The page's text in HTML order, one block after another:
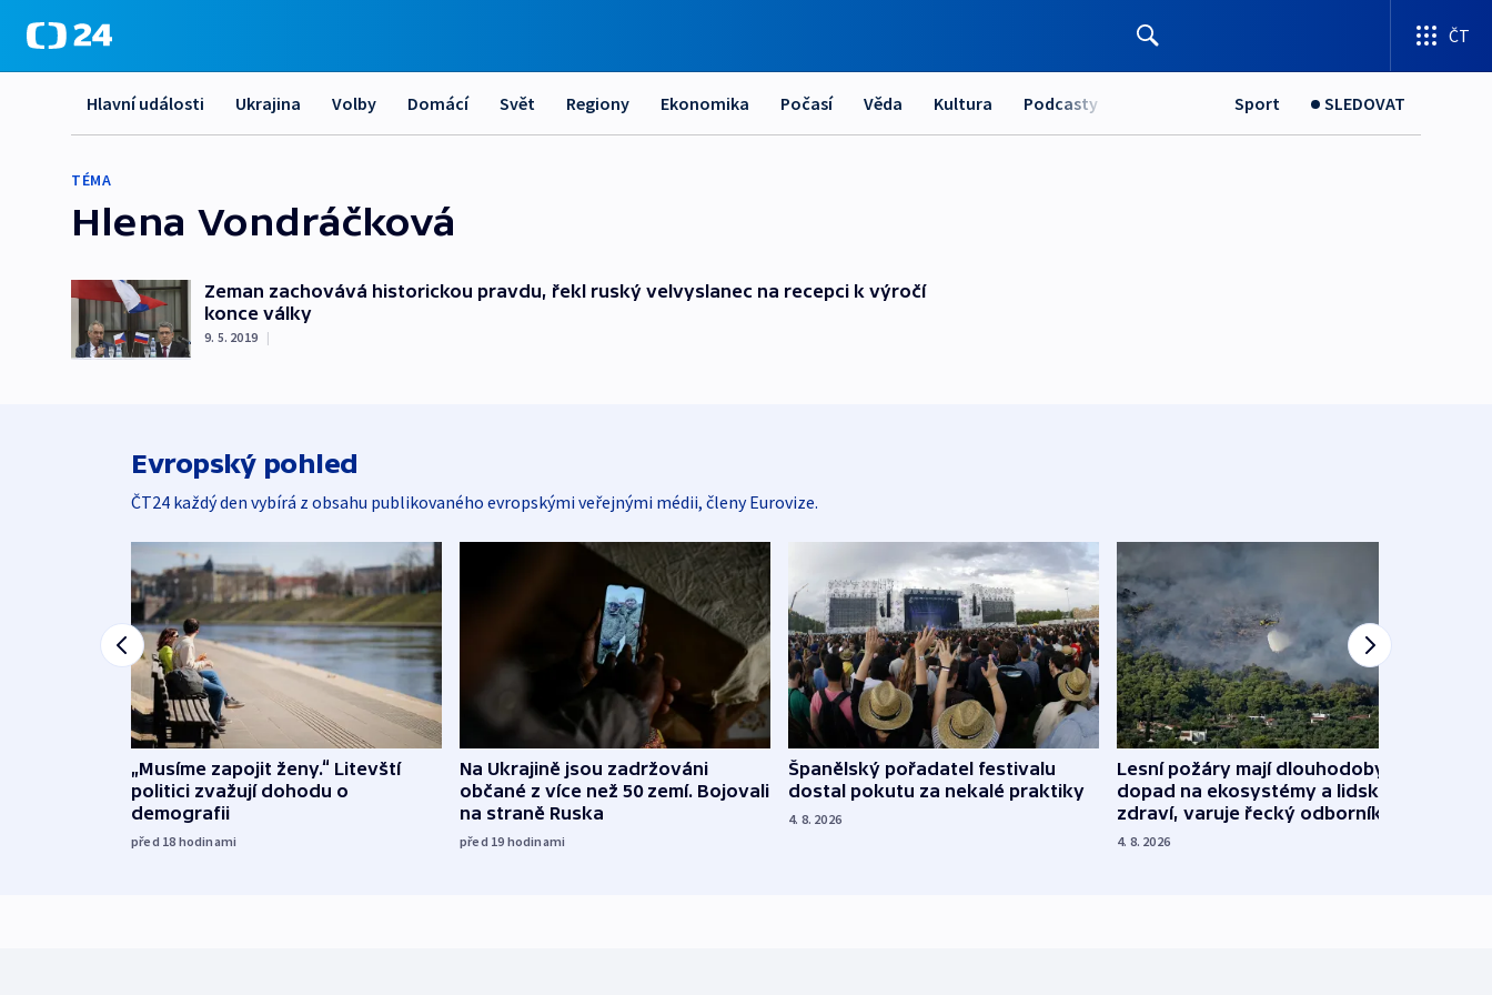
ČT
Hlavní události Ukrajina Volby Domácí Svět Regiony Ekonomika Počasí Věda Kultura Podcasty Sport SLEDOVAT
TÉMA
Hlena Vondráčková
Zeman zachovává historickou pravdu, řekl ruský velvyslanec na recepci k výročí
konce války
9. 5. 2019 |
Evropský pohled
ČT24 každý den vybírá z obsahu publikovaného evropskými veřejnými médii, členy Eurovize.
„Musíme zapojit ženy.“ Litevští
politici zvažují dohodu o
demografii
před 18 hodinami
Na Ukrajině jsou zadržováni
občané z více než 50 zemí. Bojovali
na straně Ruska
před 19 hodinami
Španělský pořadatel festivalu
dostal pokutu za nekalé praktiky
4. 8. 2026
Lesní požáry mají dlouhodobý
dopad na ekosystémy a lidské
zdraví, varuje řecký odborník
4. 8. 2026